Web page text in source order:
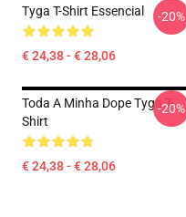
Tyga T-Shirt Essencial
€ 24,38 - € 28,06
-20%
Toda A Minha Dope Tyga T-
Shirt
€ 24,38 - € 28,06
-20%